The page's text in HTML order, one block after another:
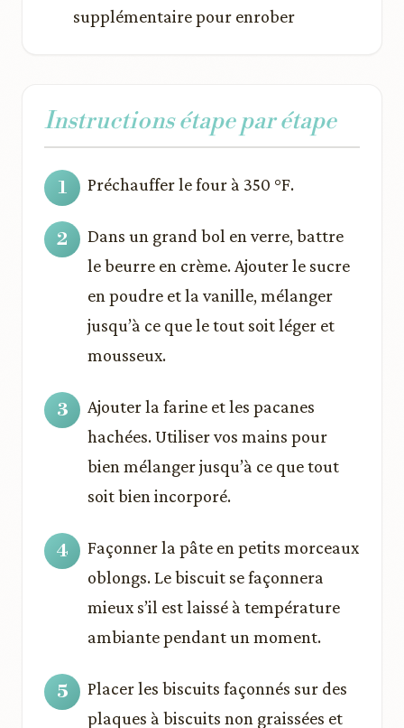
supplémentaire pour enrober
Instructions étape par étape
Préchauffer le four à 350 °F.
Dans un grand bol en verre, battre
le beurre en crème. Ajouter le sucre
en poudre et la vanille, mélanger
jusqu’à ce que le tout soit léger et
mousseux.
Ajouter la farine et les pacanes
hachées. Utiliser vos mains pour
bien mélanger jusqu’à ce que tout
soit bien incorporé.
Façonner la pâte en petits morceaux
oblongs. Le biscuit se façonnera
mieux s’il est laissé à température
ambiante pendant un moment.
Placer les biscuits façonnés sur des
plaques à biscuits non graissées et